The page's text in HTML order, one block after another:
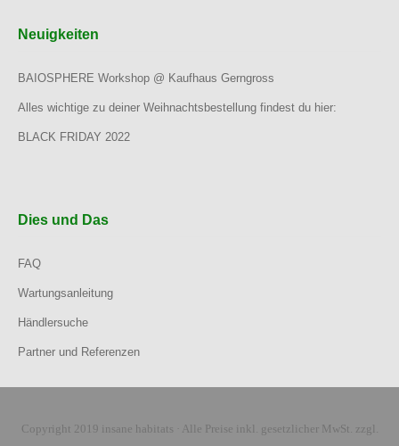
Neuigkeiten
BAIOSPHERE Workshop @ Kaufhaus Gerngross
Alles wichtige zu deiner Weihnachtsbestellung findest du hier:
BLACK FRIDAY 2022
Dies und Das
FAQ
Wartungsanleitung
Händlersuche
Partner und Referenzen
Copyright 2019 insane habitats · Alle Preise inkl. gesetzlicher MwSt. zzgl.